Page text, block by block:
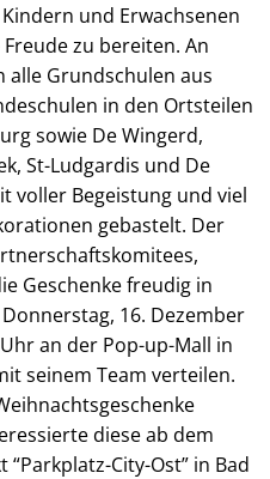
und Erwachsenen
zu bereiten. An
alle Grundschulen aus
in den Ortsteilen
sowie De Wingerd,
St-Ludgardis und De
voller Begeistung und viel
gebastelt. Der
Geschenke freudig in
16. Dezember
an der Pop-up-Mall in
seinem Team verteilen.
diese ab dem
City-Ost” in Bad